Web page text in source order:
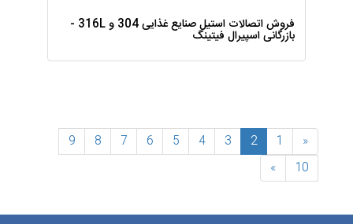
فروش اتصالات استیل صنایع غذایی 304 و 316L -
بازرگانی اسپیرال فیتینگ
«
1
2(فعلی)
3
4
5
6
7
8
9
10
»